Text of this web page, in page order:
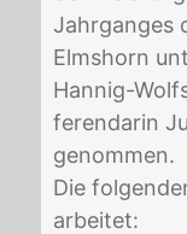
Jahr­gan­ges
Elms­horn
Han­nig-
fe­ren­da­rin
ge­nom­men.
Die
ar­bei­tet: